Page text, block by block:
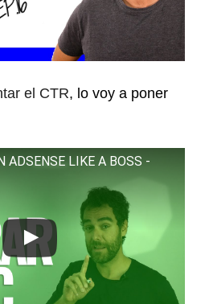
el CTR, lo voy a poner
ADSENSE LIKE A BOSS -